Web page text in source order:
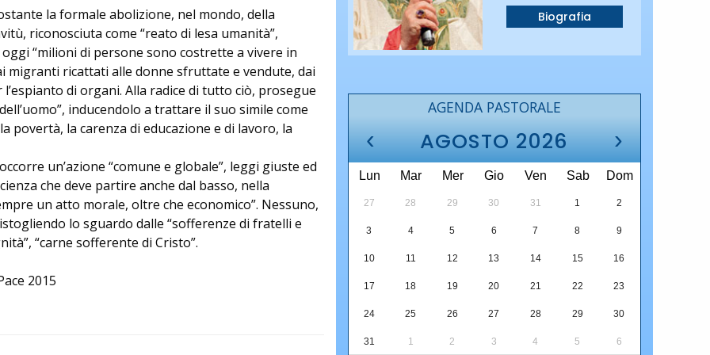
la formale abolizione, nel mondo, della
riconosciuta come “reato di lesa umanità”,
“milioni di persone sono costrette a vivere in
migranti ricattati alle donne sfruttate e vendute, dai
di organi. Alla radice di tutto ciò, prosegue
inducendolo a trattare il suo simile come
povertà, la carenza di educazione e di lavoro, la
un’azione “comune e globale”, leggi giuste ed
che deve partire anche dal basso, nella
un atto morale, oltre che economico”. Nessuno,
lo sguardo dalle “sofferenze di fratelli e
“carne sofferente di Cristo”.
2015
Biografia
AGENDA PASTORALE
‹ AGOSTO 2026 ›
Lun Mar Mer Gio Ven Sab Dom
27 28 29 30 31 1 2
3 4 5 6 7 8 9
10 11 12 13 14 15 16
17 18 19 20 21 22 23
24 25 26 27 28 29 30
31 1 2 3 4 5 6